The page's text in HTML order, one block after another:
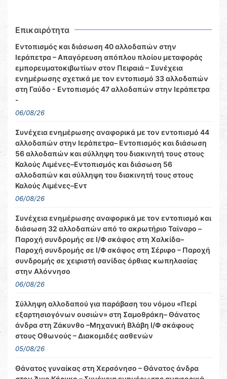
Επικαιρότητα
Εντοπισμός και διάσωση 40 αλλοδαπών στην
Ιεράπετρα – Απαγόρευση απόπλου πλοίου μεταφοράς
εμπορευματοκιβωτίων στον Πειραιά – Συνέχεια
ενημέρωσης σχετικά με τον εντοπισμό 33 αλλοδαπών
στη Γαύδο - Εντοπισμός 47 αλλοδαπών στην Ιεράπετρα
-
06/08/26
Συνέχεια ενημέρωσης αναφορικά με τον εντοπισμό 44
αλλοδαπών στην Ιεράπετρα– Εντοπισμός και διάσωση
56 αλλοδαπών και σύλληψη του διακινητή τους στους
Καλούς Λιμένες–Εντοπισμός και διάσωση 56
αλλοδαπών και σύλληψη του διακινητή τους στους
Καλούς Λιμένες–Εντ
06/08/26
Συνέχεια ενημέρωσης αναφορικά με τον εντοπισμό και
διάσωση 32 αλλοδαπών από το ακρωτήριο Ταίναρο –
Παροχή συνδρομής σε Ι/Φ σκάφος στη Χαλκίδα–
Παροχή συνδρομής σε Ι/Φ σκάφος στη Σέριφο – Παροχή
συνδρομής σε χειριστή σανίδας όρθιας κωπηλασίας
στην Αλόννησο
06/08/26
Σύλληψη αλλοδαπού για παράβαση του νόμου «Περί
εξαρτησιογόνων ουσιών» στη Σαμοθράκη– Θάνατος
άνδρα στη Ζάκυνθο –Μηχανική Βλάβη Ι/Φ σκάφους
στους Οθωνούς – Διακομιδές ασθενών
05/08/26
Θάνατος γυναίκας στη Χερσόνησο – Θάνατος άνδρα